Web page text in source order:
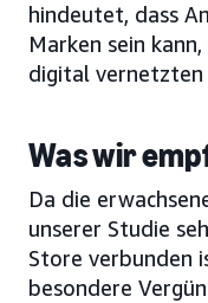
hindeutet, dass
Marken sein
digital vernetzten
Was wir
Da die
unserer Studie
Store verbunden
besondere